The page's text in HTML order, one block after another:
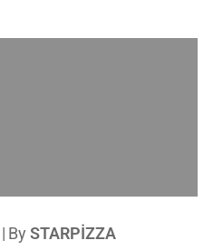
| By STARPIZZA